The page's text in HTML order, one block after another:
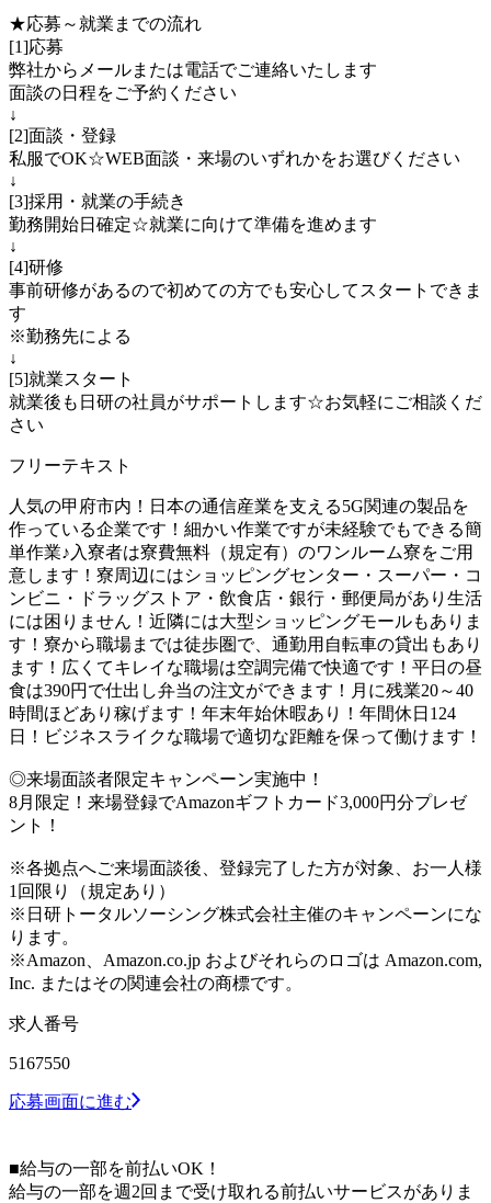
★応募～就業までの流れ
[1]応募
弊社からメールまたは電話でご連絡いたします
面談の日程をご予約ください
↓
[2]面談・登録
私服でOK☆WEB面談・来場のいずれかをお選びください
↓
[3]採用・就業の手続き
勤務開始日確定☆就業に向けて準備を進めます
↓
[4]研修
事前研修があるので初めての方でも安心してスタートできま
す
※勤務先による
↓
[5]就業スタート
就業後も日研の社員がサポートします☆お気軽にご相談くだ
さい
フリーテキスト
人気の甲府市内！日本の通信産業を支える5G関連の製品を
作っている企業です！細かい作業ですが未経験でもできる簡
単作業♪入寮者は寮費無料（規定有）のワンルーム寮をご用
意します！寮周辺にはショッピングセンター・スーパー・コ
ンビニ・ドラッグストア・飲食店・銀行・郵便局があり生活
には困りません！近隣には大型ショッピングモールもありま
す！寮から職場までは徒歩圏で、通勤用自転車の貸出もあり
ます！広くてキレイな職場は空調完備で快適です！平日の昼
食は390円で仕出し弁当の注文ができます！月に残業20～40
時間ほどあり稼げます！年末年始休暇あり！年間休日124
日！ビジネスライクな職場で適切な距離を保って働けます！
◎来場面談者限定キャンペーン実施中！
8月限定！来場登録でAmazonギフトカード3,000円分プレゼ
ント！
※各拠点へご来場面談後、登録完了した方が対象、お一人様
1回限り（規定あり）
※日研トータルソーシング株式会社主催のキャンペーンにな
ります。
※Amazon、Amazon.co.jp およびそれらのロゴは Amazon.com,
Inc. またはその関連会社の商標です。
求人番号
5167550
応募画面に進む
■給与の一部を前払いOK！
給与の一部を週2回まで受け取れる前払いサービスがありま